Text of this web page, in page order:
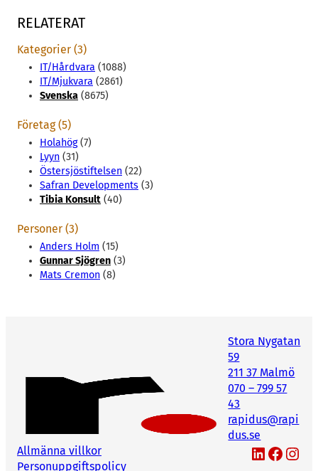
RELATERAT
Kategorier (3)
IT/Hårdvara (1088)
IT/Mjukvara (2861)
Svenska (8675)
Företag (5)
Holahög(7)
Lyyn (31)
Östersjöstiftelsen (22)
Safran Developments (3)
Tibia Konsult (40)
Personer (3)
Anders Holm (15)
Gunnar Sjögren (3)
Mats Cremon (8)
Stora Nygatan
59
211 37 Malmö
070 – 799 57
43
rapidus@rapi
dus.se
Allmänna villkor
Personuppgiftspolicy
LinkedIn Facebook Instagram